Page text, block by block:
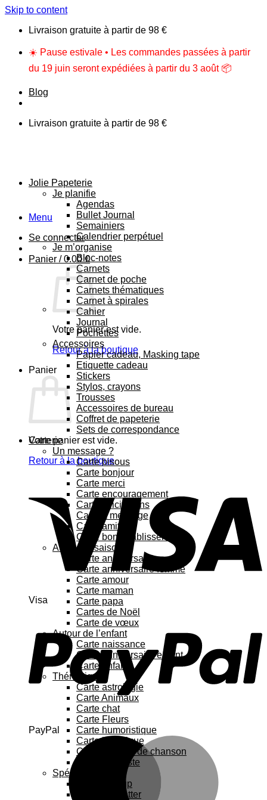
Skip to content
Livraison gratuite à partir de 98 €
☀️ Pause estivale • Les commandes passées à partir
du 19 juin seront expédiées à partir du 3 août 📦
Blog
Livraison gratuite à partir de 98 €
Menu
Se connecter
Panier /0.00€
Votre panier est vide.
Retour à la boutique
Panier
Votre panier est vide.
Retour à la boutique
Visa
PayPal
Jolie Papeterie
Je planifie
Agendas
Bullet Journal
Semainiers
Calendrier perpétuel
Je m’organise
Bloc-notes
Carnets
Carnet de poche
Carnets thématiques
Carnet à spirales
Cahier
Journal
Pochettes
Accessoires
Papier cadeau, Masking tape
Etiquette cadeau
Stickers
Stylos, crayons
Trousses
Accessoires de bureau
Coffret de papeterie
Sets de correspondance
Carterie
Un message ?
Carte bisous
Carte bonjour
Carte merci
Carte encouragement
Carte félicitations
Carte à message
Carte amitié
Carte bon rétablissement
Au fil des saisons
Carte anniversaire
Carte anniversaire femme
Carte amour
Carte maman
Carte papa
Cartes de Noël
Carte de vœux
Autour de l’enfant
Carte naissance
Carte anniversaire enfant
Carte enfant
Thématique
Carte astrologie
Carte Animaux
Carte chat
Carte Fleurs
Carte humoristique
Carte botanique
Carte Paroles de chanson
Carte féministe
Spécial
Carte Pop up
Cartes à gratter